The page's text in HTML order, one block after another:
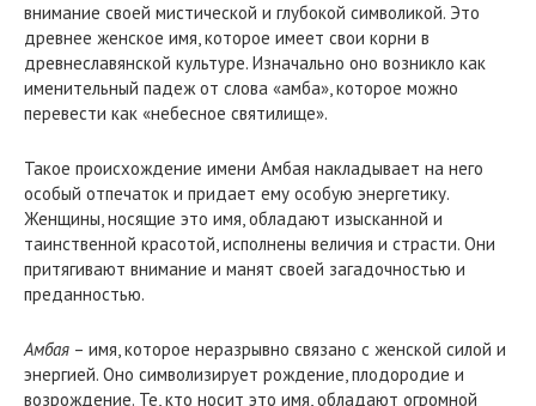
внимание своей мистической и глубокой символикой. Это
древнее женское имя, которое имеет свои корни в
древнеславянской культуре. Изначально оно возникло как
именительный падеж от слова «амба», которое можно
перевести как «небесное святилище».
Такое происхождение имени Амбая накладывает на него
особый отпечаток и придает ему особую энергетику.
Женщины, носящие это имя, обладают изысканной и
таинственной красотой, исполнены величия и страсти. Они
притягивают внимание и манят своей загадочностью и
преданностью.
Амбая – имя, которое неразрывно связано с женской силой и
энергией. Оно символизирует рождение, плодородие и
возрождение. Те, кто носит это имя, обладают огромной